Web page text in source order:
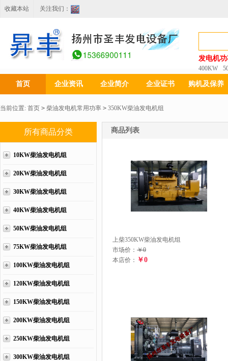
收藏本站 关注我们：
发电机
400KW
首页 企业资讯 企业简介 企业证书 购机及保养
当前位置: 首页 > 柴油发电机常用功率 > 350KW柴油发电机组
所有商品分类
10KW柴油发电机组
20KW柴油发电机组
30KW柴油发电机组
40KW柴油发电机组
50KW柴油发电机组
75KW柴油发电机组
100KW柴油发电机组
120KW柴油发电机组
150KW柴油发电机组
200KW柴油发电机组
250KW柴油发电机组
300KW柴油发电机组
商品列表
上柴350KW柴油发电机组
市场价： ￥0
本店价： ￥0